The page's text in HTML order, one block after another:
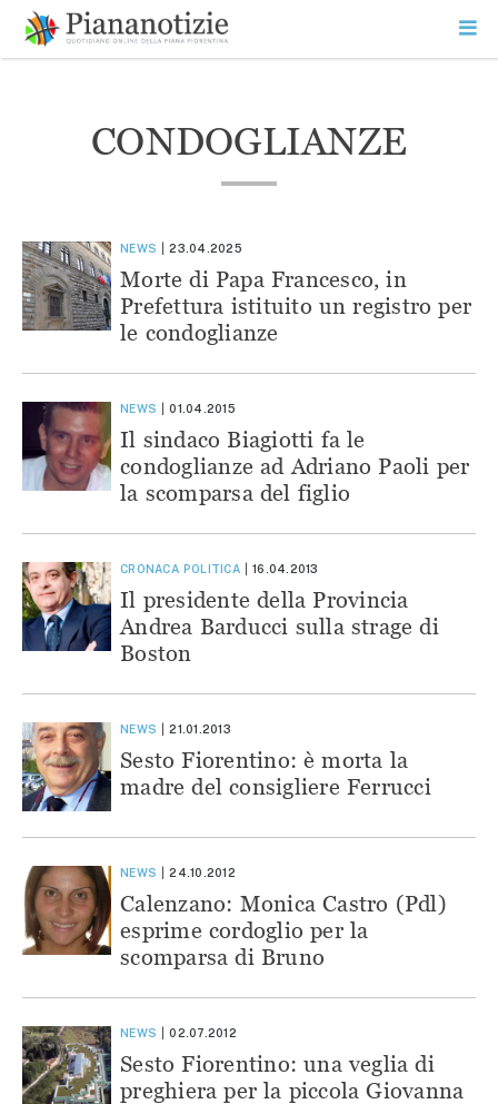
contenuto
SEARCH
CONDOGLIANZE
NEWS 23.04.2025
Morte di Papa Francesco, in
Prefettura istituito un registro per
le condoglianze
NEWS 01.04.2015
Il sindaco Biagiotti fa le
condoglianze ad Adriano Paoli per
la scomparsa del figlio
CRONACA POLITICA 16.04.2013
Il presidente della Provincia
Andrea Barducci sulla strage di
Boston
NEWS 21.01.2013
Sesto Fiorentino: è morta la
madre del consigliere Ferrucci
NEWS 24.10.2012
Calenzano: Monica Castro (Pdl)
esprime cordoglio per la
scomparsa di Bruno
NEWS 02.07.2012
Sesto Fiorentino: una veglia di
preghiera per la piccola Giovanna